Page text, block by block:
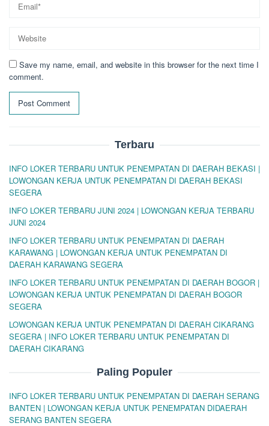
Save my name, email, and website in this browser for the next time I
comment.
Terbaru
INFO LOKER TERBARU UNTUK PENEMPATAN DI DAERAH BEKASI |
LOWONGAN KERJA UNTUK PENEMPATAN DI DAERAH BEKASI
SEGERA
INFO LOKER TERBARU JUNI 2024 | LOWONGAN KERJA TERBARU
JUNI 2024
INFO LOKER TERBARU UNTUK PENEMPATAN DI DAERAH
KARAWANG | LOWONGAN KERJA UNTUK PENEMPATAN DI
DAERAH KARAWANG SEGERA
INFO LOKER TERBARU UNTUK PENEMPATAN DI DAERAH BOGOR |
LOWONGAN KERJA UNTUK PENEMPATAN DI DAERAH BOGOR
SEGERA
LOWONGAN KERJA UNTUK PENEMPATAN DI DAERAH CIKARANG
SEGERA | INFO LOKER TERBARU UNTUK PENEMPATAN DI
DAERAH CIKARANG
Paling Populer
INFO LOKER TERBARU UNTUK PENEMPATAN DI DAERAH SERANG
BANTEN | LOWONGAN KERJA UNTUK PENEMPATAN DIDAERAH
SERANG BANTEN SEGERA